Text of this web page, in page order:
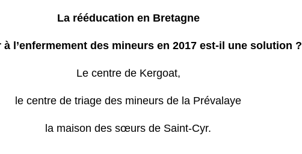
La rééducation en Bretagne
à l’enfermement des mineurs en 2017 est-il une solution ?
Le centre de Kergoat,
le centre de triage des mineurs de la Prévalaye
la maison des sœurs de Saint-Cyr.